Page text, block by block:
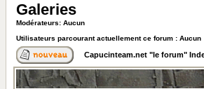
Galeries
Modérateurs: Aucun
Utilisateurs parcourant actuellement ce forum : Aucun
Capucinteam.net "le forum"